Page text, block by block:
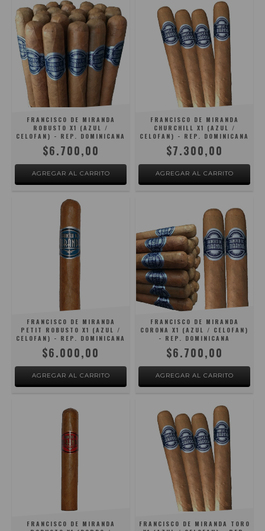
FRANCISCO DE MIRANDA
ROBUSTO X1 (AZUL /
CELOFAN) - REP. DOMINICANA
$6.700,00
FRANCISCO DE MIRANDA
CHURCHILL X1 (AZUL /
CELOFAN) - REP. DOMINICANA
$7.300,00
FRANCISCO DE MIRANDA
PETIT ROBUSTO X1 (AZUL /
CELOFAN) - REP. DOMINICANA
$6.000,00
FRANCISCO DE MIRANDA
CORONA X1 (AZUL / CELOFAN)
- REP. DOMINICANA
$6.700,00
FRANCISCO DE MIRANDA
FRANCISCO DE MIRANDA TORO